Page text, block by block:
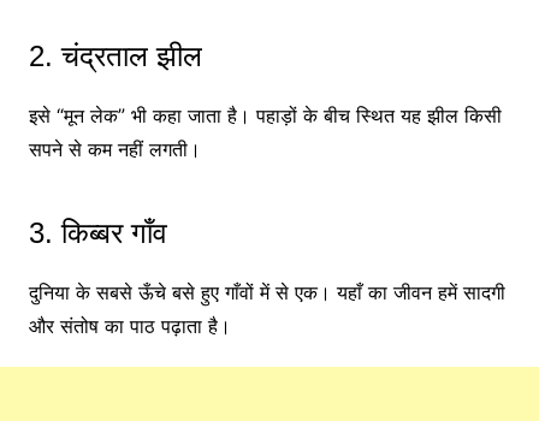
2. चंद्रताल झील
इसे “मून लेक” भी कहा जाता है। पहाड़ों के बीच स्थित यह झील किसी
सपने से कम नहीं लगती।
3. किब्बर गाँव
दुनिया के सबसे ऊँचे बसे हुए गाँवों में से एक। यहाँ का जीवन हमें सादगी
और संतोष का पाठ पढ़ाता है।